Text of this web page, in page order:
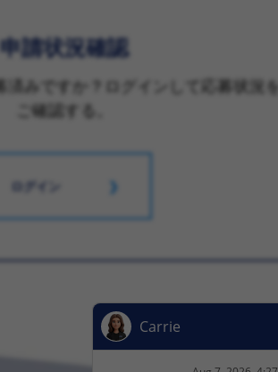
申請状況確認
みですか？ログインして応募状況を
ご確認する。
ログイン